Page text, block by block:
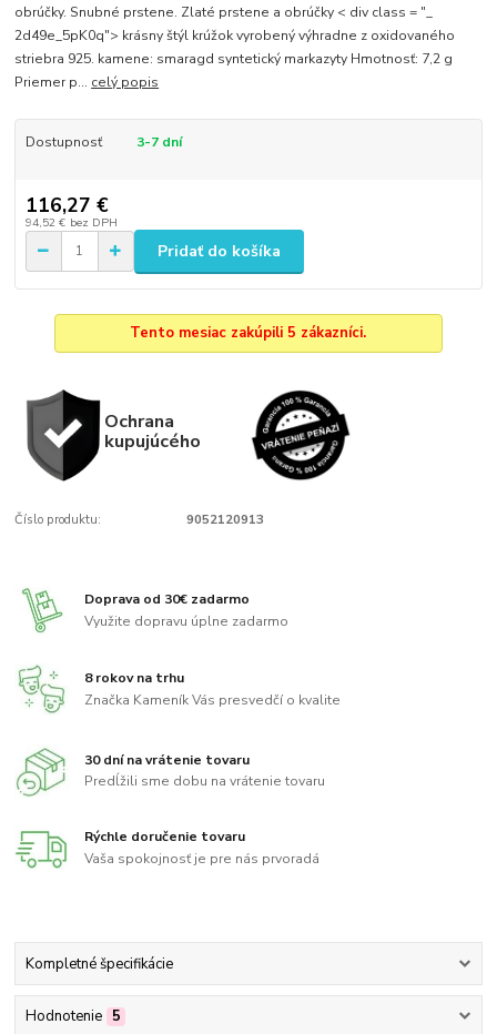
obrúčky. Snubné prstene. Zlaté prstene a obrúčky < div class = "_
2d49e_5pK0q"> krásny štýl krúžok vyrobený výhradne z oxidovaného
striebra 925. kamene: smaragd syntetický markazyty Hmotnosť: 7,2 g
Priemer p... celý popis
Dostupnosť 3-7 dní
116,27 €
94,52 € bez DPH
Pridať do košíka
Tento mesiac zakúpili 5 zákazníci.
Ochrana
kupujúcého
Číslo produktu: 9052120913
Doprava od 30€ zadarmo
Využite dopravu úplne zadarmo
8 rokov na trhu
Značka Kameník Vás presvedčí o kvalite
30 dní na vrátenie tovaru
Predĺžili sme dobu na vrátenie tovaru
Rýchle doručenie tovaru
Vaša spokojnosť je pre nás prvoradá
Kompletné špecifikácie
Hodnotenie 5